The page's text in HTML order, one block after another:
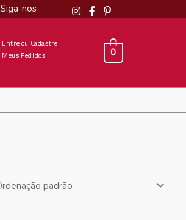
Siga-nos
Entre ou Cadastre
Meus Pedidos
0